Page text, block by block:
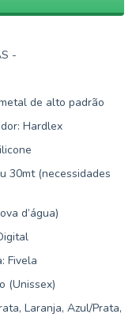
-
de alto padrão
Hardlex
30mt (necessidades
d’água)
Fivela
(Unissex)
Laranja, Azul/Prata,